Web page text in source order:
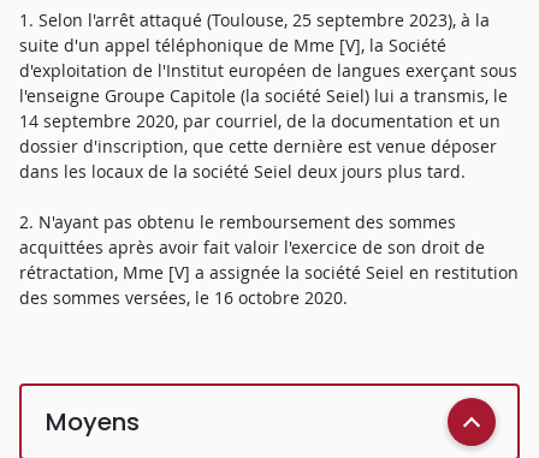
1. Selon l'arrêt attaqué (Toulouse, 25 septembre 2023), à la
suite d'un appel téléphonique de Mme [V], la Société
d'exploitation de l'Institut européen de langues exerçant sous
l'enseigne Groupe Capitole (la société Seiel) lui a transmis, le
14 septembre 2020, par courriel, de la documentation et un
dossier d'inscription, que cette dernière est venue déposer
dans les locaux de la société Seiel deux jours plus tard.
2. N'ayant pas obtenu le remboursement des sommes
acquittées après avoir fait valoir l'exercice de son droit de
rétractation, Mme [V] a assignée la société Seiel en restitution
des sommes versées, le 16 octobre 2020.
Moyens